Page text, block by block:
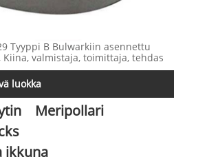
Tyyppi B Bulwarkiin asennettu
valmistaja, toimittaja, tehdas
luokka
Meripollari
ikkuna